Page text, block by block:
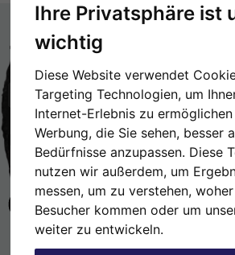
Ihre Privatsphäre ist
wichtig
Diese Website verwendet
Targeting Technologien, um
Internet-Erlebnis zu
Werbung, die Sie sehen, besser
Bedürfnisse anzupassen. Diese
nutzen wir außerdem, um
messen, um zu verstehen,
Besucher kommen oder um
weiter zu entwickeln.
Hier können Sie einen Text hinzufügen.
1/2